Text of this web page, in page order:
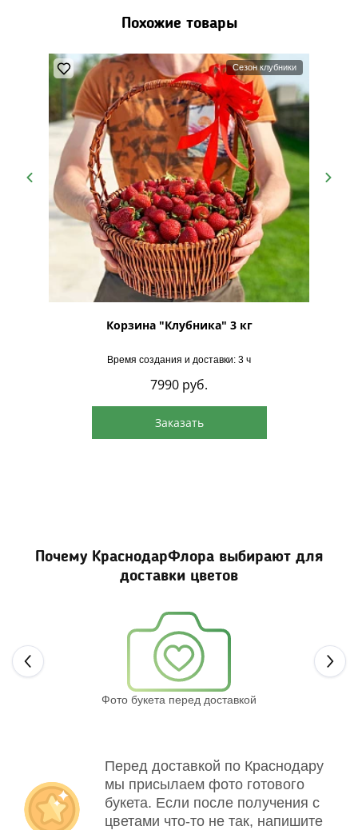
Похожие товары
Сезон клубники
Корзина "Клубника" 3 кг
Время создания и доставки: 3 ч
7990 руб.
Заказать
Почему КраснодарФлора выбирают для
доставки цветов
Фото букета перед доставкой
Перед доставкой по Краснодару
мы присылаем фото готового
букета. Если после получения с
цветами что-то не так, напишите